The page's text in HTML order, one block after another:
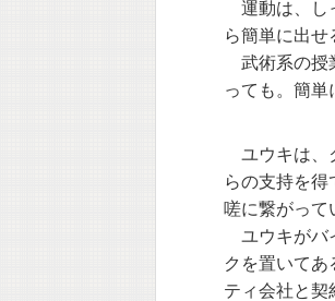
運動は、し
ら簡単に出せ
武術系の授
っても。簡単
ユウキは、
らの支持を
嗟に繋がって
ユウキがバ
クを置いてあ
ティ会社と契